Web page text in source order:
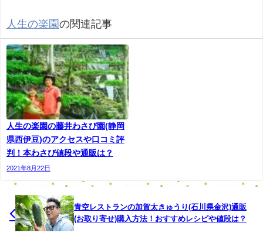
オーナーである横山幸さんの空き家になっていた実家を改
装し、2012年に「古民家喫茶 多だ屋」をオープンしまし
た。
横山幸さん、昌三さん夫婦が、セカンドライフとして開い
たカフェです。
高知県室戸市を訪れたお客さんとのふれあいやおもてなし
を大切に、古民家喫茶をひらいています。
人生の楽園の関連記事
人生の楽園の藤井わさび園(静岡
県西伊豆)のアクセスや口コミ評
判！本わさび値段や通販は？
2021年8月22日
青空レストランの加賀太きゅうり(石川県金沢)通販
(お取り寄せ)購入方法！おすすめレシピや値段は？